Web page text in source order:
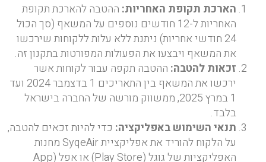
הארכת תקופת האחריות: ההטבה להארכת תקופת
האחריות ל-12 חודשים נוספים על המשאף (סך הכול
24 חודשי אחריות) ניתנת ללא עלות ללקוחות שירכשו
את המשאף ויבצעו את הפעולות המפורטות בתקנון זה.
זכאות להטבה: ההטבה תקפה עבור לקוחות אשר
ירכשו את המשאף בין התאריכים 1 בדצמבר 2024 ועד
1 במרץ 2025, ממשווק מורשה של החברה בישראל
בלבד.
תנאי השימוש באפליקציה: כדי להיות זכאים להטבה,
על הלקוח להוריד את אפליקציית SyqeAir מחנות
האפליקציות של גוגל (Play Store) או אפל (App